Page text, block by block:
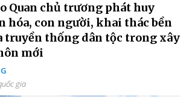
Quan chủ trương phát huy
hóa, con người, khai thác bền
thống dân tộc trong xây
mới
gia